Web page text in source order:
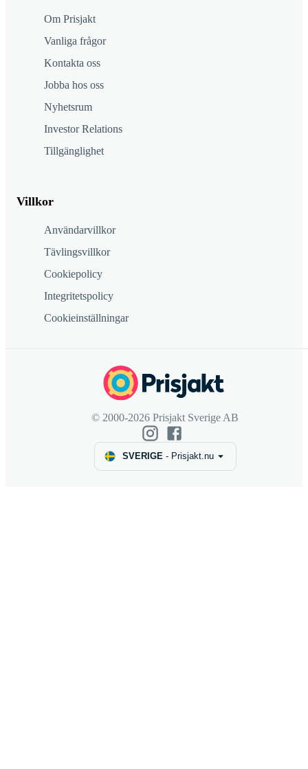
Om Prisjakt
Vanliga frågor
Kontakta oss
Jobba hos oss
Nyhetsrum
Investor Relations
Tillgänglighet
Villkor
Användarvillkor
Tävlingsvillkor
Cookiepolicy
Integritetspolicy
Cookieinställningar
© 2000-2026 Prisjakt Sverige AB
SVERIGE- Prisjakt.nu